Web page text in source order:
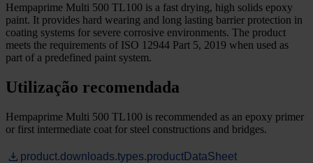
Hempaprime Multi 500 TL100 is a fast drying, high solids epoxy
paint. It provides hard wearing and long lasting barrier protection in
coating systems for severe corrosive environments. The product
meets the requirements of ISO 12944 Part 5, 2019 when used as
part of a predefined paint system.
Utilização recomendada
Hempaprime Multi 500 TL100 is recommended as an epoxy primer
or first intermediate coat for steel constructions and bridges.
product.downloads.types.productDataSheet